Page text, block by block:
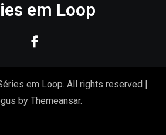
em Loop
em Loop. All rights reserved |
by Themeansar.